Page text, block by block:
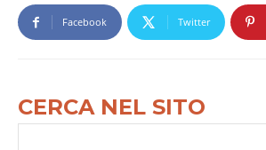
Facebook Twitter
CERCA NEL SITO